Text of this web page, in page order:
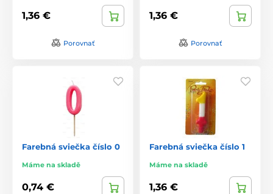
1,36 €
Porovnať
1,36 €
Porovnať
Farebná sviečka číslo 0
Máme na skladě
0,74 €
Farebná sviečka číslo 1
Máme na skladě
1,36 €